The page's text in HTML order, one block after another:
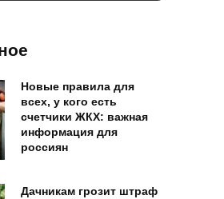
Новые правила для
всех, у кого есть
счетчики ЖКХ: важная
информация для
россиян
Дачникам грозит штраф